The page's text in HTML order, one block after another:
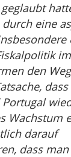
durch eine
den
Wachstum
darauf
dass